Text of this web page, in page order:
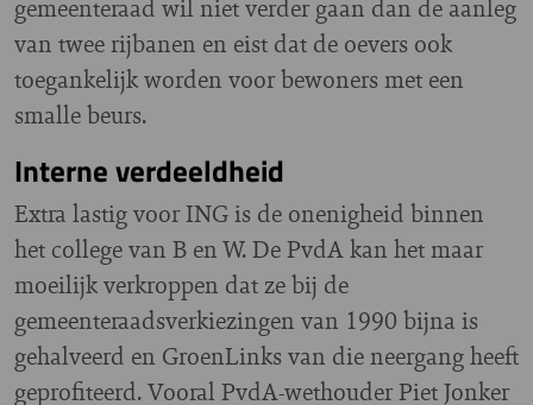
gemeenteraad wil niet verder gaan dan de aanleg
van twee rijbanen en eist dat de oevers ook
toegankelijk worden voor bewoners met een
smalle beurs.
Interne verdeeldheid
Extra lastig voor ING is de onenigheid binnen
het college van B en W. De PvdA kan het maar
moeilijk verkroppen dat ze bij de
gemeenteraadsverkiezingen van 1990 bijna is
gehalveerd en GroenLinks van die neergang heeft
geprofiteerd. Vooral PvdA-wethouder Piet Jonker